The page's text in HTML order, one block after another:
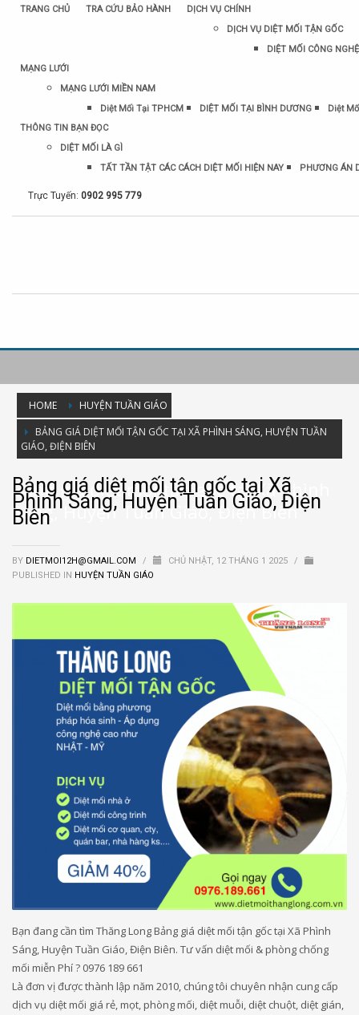
TRANG CHỦ TRA CỨU BẢO HÀNH
DỊCH VỤ CHÍNH
DỊCH VỤ DIỆT MỐI TẬN GỐC
DIỆT MỐI CÔNG
MẠNG LƯỚI
MẠNG LƯỚI MIỀN NAM
Diệt Mối Tại TPHCM
DIỆT MỐI TẠI BÌNH DƯƠNG
Diệt
THÔNG TIN BẠN ĐỌC
DIỆT MỐI LÀ GÌ
TẤT TẦN TẬT CÁC CÁCH DIỆT MỐI HIỆN NAY
PHƯƠNG ÁN
Trực Tuyến: 0902 995 779
HOME
HUYỆN TUẦN GIÁO
BẢNG GIÁ DIỆT MỐI TẬN GỐC TẠI XÃ PHÌNH SÁNG, HUYỆN TUẦN
GIÁO, ĐIỆN BIÊN
Bảng giá diệt mối tận gốc tại Xã Phình
Sáng, Huyện Tuần Giáo, Điện Biên
Bảng giá diệt mối tận gốc tại Xã
Phình Sáng, Huyện Tuần Giáo, Điện
Biên
BY DIETMOI12H@GMAIL.COM / CHỦ NHẬT, 12 THÁNG 1 2025
/
PUBLISHED IN HUYỆN TUẦN GIÁO
Bạn đang cần tìm Thăng Long Bảng giá diệt mối tận gốc tại Xã Phình
Sáng, Huyện Tuần Giáo, Điện Biên. Tư vấn diệt mối & phòng chống
mối miễn Phí ? 0976 189 661
Là đơn vị được thành lập năm 2010, chúng tôi chuyên nhận cung cấp
dịch vụ diệt mối giá rẻ, mọt, phòng mối, diệt muỗi, diệt chuột, diệt gián,